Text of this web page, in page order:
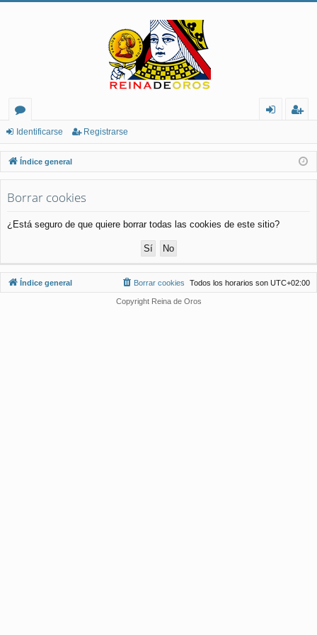
or
os
nt
ifi
rs
ist
ra
Identificarse Registrarse
Índice general
Borrar cookies
¿Está seguro de que quiere borrar todas las cookies de este sitio?
Índice general Todos los horarios son UTC+02:00
Borrar cookies
Copyright Reina de Oros